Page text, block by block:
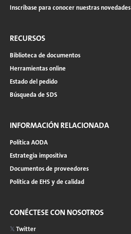
Inscríbase para conocer nuestras novedades
RECURSOS
Biblioteca de documentos
Herramientas online
Estado del pedido
Búsqueda de SDS
INFORMACIÓN RELACIONADA
Política AODA
Estrategia impositiva
Documentos de proveedores
Política de EHS y de calidad
CONÉCTESE CON NOSOTROS
Twitter